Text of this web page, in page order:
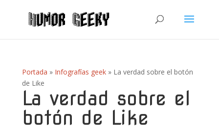
Portada » Infografías geek» La verdad sobre el botón
de Like
La verdad sobre el
botón de Like